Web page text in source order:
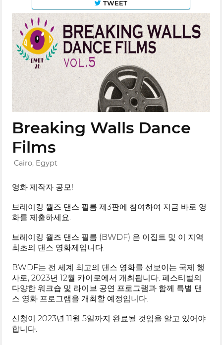
TWEET
Breaking Walls Dance
Films
Cairo, Egypt
영화 제작자 공모!
브레이킹 월즈 댄스 필름 제3판에 참여하여 지금 바로 영
화를 제출하세요.
브레이킹 월즈 댄스 필름 (BWDF) 은 이집트 및 이 지역
최초의 댄스 영화제입니다.
BWDF는 전 세계 최고의 댄스 영화를 선보이는 국제 행
사로, 2023년 12월 카이로에서 개최됩니다. 페스티벌의
다양한 워크숍 및 라이브 공연 프로그램과 함께 특별 댄
스 영화 프로그램을 개최할 예정입니다.
신청이 2023년 11월 5일까지 완료될 것임을 알고 있어야
합니다.